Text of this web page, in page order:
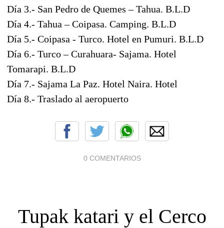
Día 3.- San Pedro de Quemes – Tahua. B.L.D
Día 4.- Tahua – Coipasa. Camping. B.L.D
Día 5.- Coipasa - Turco. Hotel en Pumuri. B.L.D
Día 6.- Turco – Curahuara- Sajama. Hotel
Tomarapi. B.L.D
Día 7.- Sajama La Paz. Hotel Naira. Hotel
Día 8.- Traslado al aeropuerto
0 COMENTARIOS
Tupak katari y el Cerco